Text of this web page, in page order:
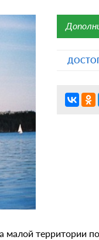
территории